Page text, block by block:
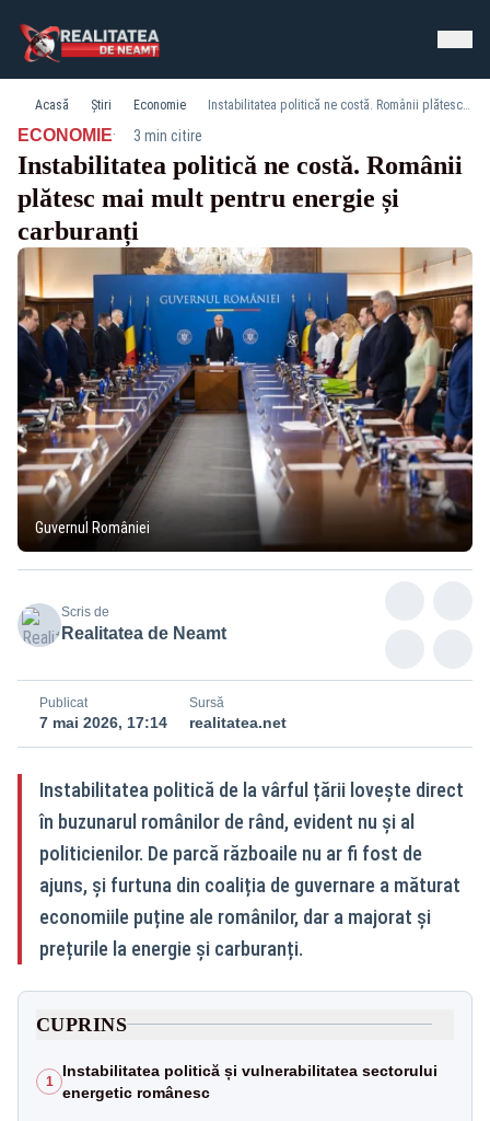
Acasă Știri Economie Instabilitatea politică ne costă. Românii plătesc mai mult pentru energie și carburanți
ECONOMIE· 3 min citire
Instabilitatea politică ne costă. Românii
plătesc mai mult pentru energie și
carburanți
Guvernul României
Scris de
Realitatea de Neamt
Publicat
7 mai 2026, 17:14
Sursă
realitatea.net
Instabilitatea politică de la vârful țării lovește direct
în buzunarul românilor de rând, evident nu și al
politicienilor. De parcă războaile nu ar fi fost de
ajuns, și furtuna din coaliția de guvernare a măturat
economiile puține ale românilor, dar a majorat și
prețurile la energie și carburanți.
CUPRINS
1
Instabilitatea politică și vulnerabilitatea sectorului
energetic românesc